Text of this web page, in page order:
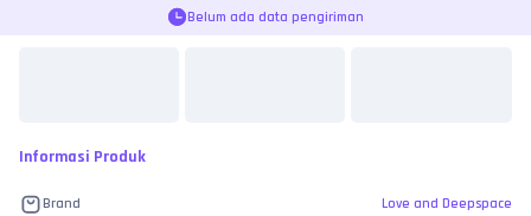
Belum ada data pengiriman
Informasi Produk
Brand Love and Deepspace